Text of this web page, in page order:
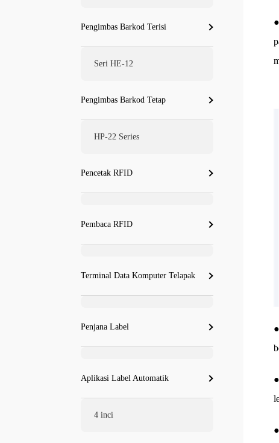
Pengimbas Barkod Terisi
Seri HE-12
Pengimbas Barkod Tetap
HP-22 Series
Pencetak RFID
Pembaca RFID
Terminal Data Komputer Telapak
Penjana Label
Aplikasi Label Automatik
4 inci